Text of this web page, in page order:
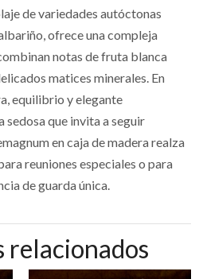
de variedades autóctonas
ofrece una compleja
notas de fruta blanca
matices minerales. En
equilibrio y elegante
sedosa que invita a seguir
en caja de madera realza
reuniones especiales o para
de guarda única.
relacionados